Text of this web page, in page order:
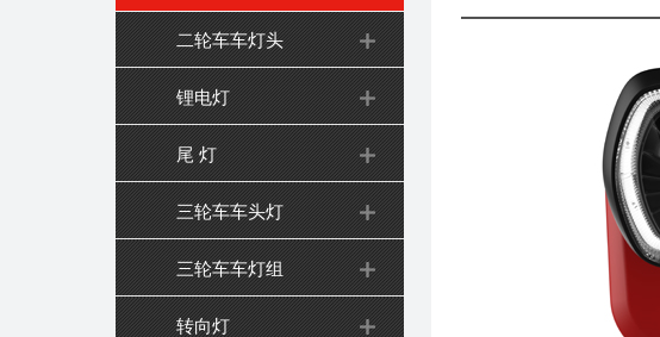
二轮车车灯头
锂电灯
尾 灯
三轮车车头灯
三轮车车灯组
转向灯